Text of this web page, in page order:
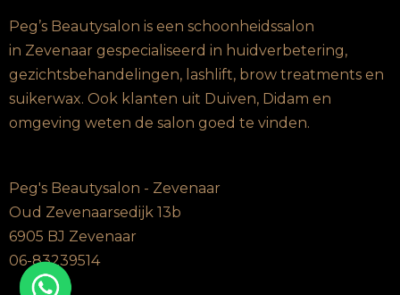
Peg’s Beautysalon is een schoonheidssalon
in Zevenaar gespecialiseerd in huidverbetering,
gezichtsbehandelingen, lashlift, brow treatments en
suikerwax. Ook klanten uit Duiven, Didam en
omgeving weten de salon goed te vinden.
Peg's Beautysalon - Zevenaar
Oud Zevenaarsedijk 13b
6905 BJ Zevenaar
06-83239514